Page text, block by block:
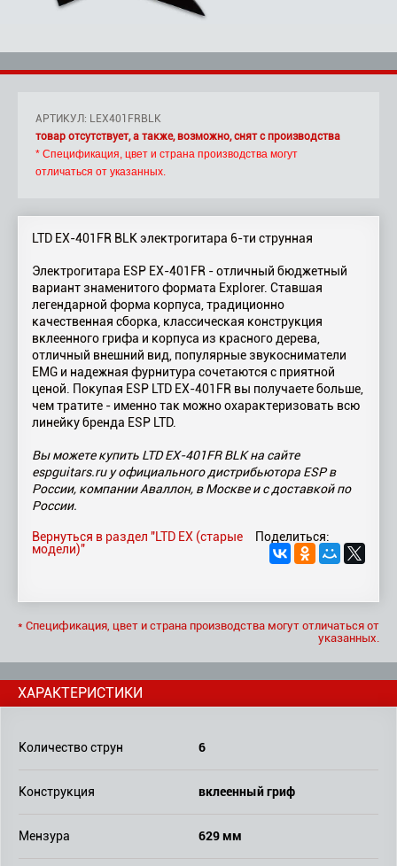
АРТИКУЛ: LEX401FRBLK
товар отсутствует, а также, возможно, снят с производства
* Спецификация, цвет и страна производства могут
отличаться от указанных.
LTD EX-401FR BLK электрогитара 6-ти струнная
Электрогитара ESP EX-401FR - отличный бюджетный
вариант знаменитого формата Explorer. Ставшая
легендарной форма корпуса, традиционно
качественная сборка, классическая конструкция
вклеенного грифа и корпуса из красного дерева,
отличный внешний вид, популярные звукосниматели
EMG и надежная фурнитура сочетаются с приятной
ценой. Покупая ESP LTD EX-401FR вы получаете больше,
чем тратите - именно так можно охарактеризовать всю
линейку бренда ESP LTD.
Вы можете купить LTD EX-401FR BLK на сайте
espguitars.ru у официального дистрибьютора ESP в
России, компании Аваллон, в Москве и с доставкой по
России.
Поделиться:
Вернуться в раздел "LTD EX (старые
модели)"
* Спецификация, цвет и страна производства могут отличаться от
указанных.
ХАРАКТЕРИСТИКИ
Количество струн 6
Конструкция вклеенный гриф
Мензура 629 мм